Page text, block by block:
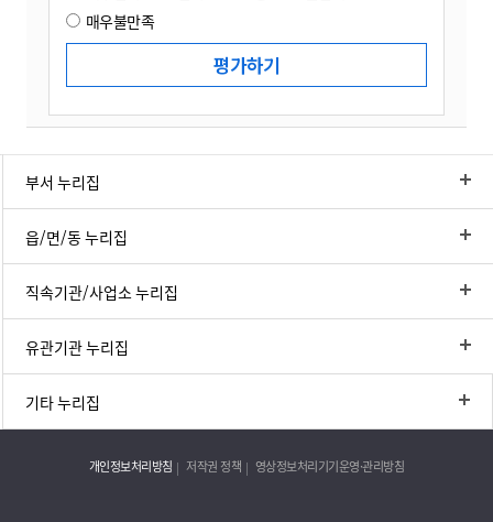
매우불만족
부서 누리집
읍/면/동 누리집
직속기관/사업소 누리집
유관기관 누리집
기타 누리집
개인정보처리방침 저작권 정책 영상정보처리기기운영·관리방침